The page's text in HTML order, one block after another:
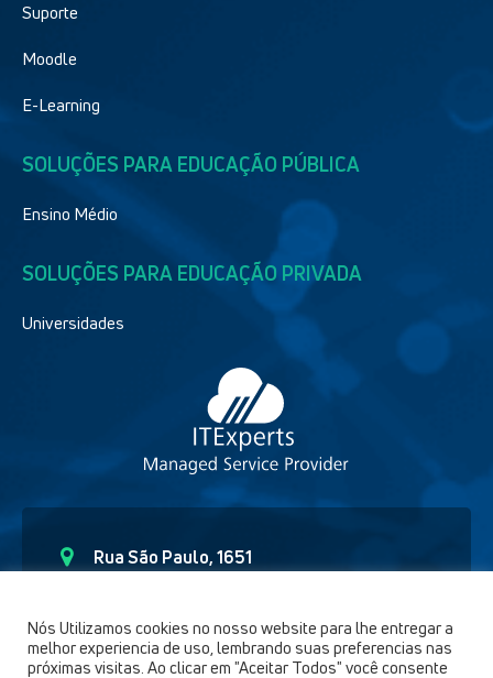
Suporte
Moodle
E-Learning
SOLUÇÕES PARA EDUCAÇÃO PÚBLICA
Ensino Médio
SOLUÇÕES PARA EDUCAÇÃO PRIVADA
Universidades
Rua São Paulo, 1651
Curitiba – Paraná CEP - 80.6230-150
(41) 9 91892654
comercial@itexperts.com.br
Nós Utilizamos cookies no nosso website para lhe entregar a
melhor experiencia de uso, lembrando suas preferencias nas
próximas visitas. Ao clicar em "Aceitar Todos" você consente